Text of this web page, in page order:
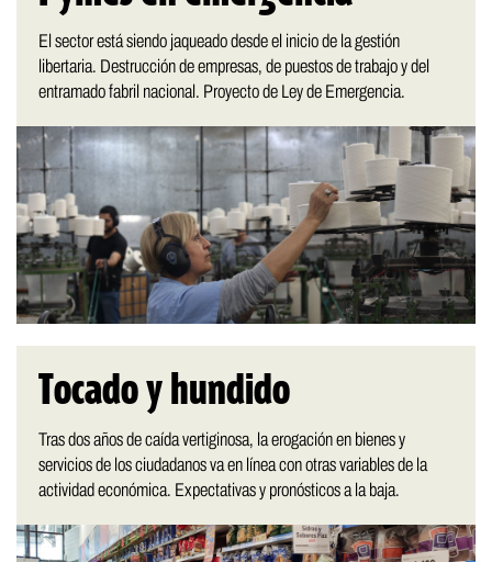
El sector está siendo jaqueado desde el inicio de la gestión
libertaria. Destrucción de empresas, de puestos de trabajo y del
entramado fabril nacional. Proyecto de Ley de Emergencia.
Tocado y hundido
Tras dos años de caída vertiginosa, la erogación en bienes y
servicios de los ciudadanos va en línea con otras variables de la
actividad económica. Expectativas y pronósticos a la baja.